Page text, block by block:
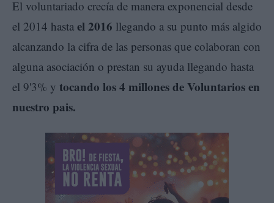
El voluntariado crecía de manera exponencial desde
el 2014 hasta el 2016 llegando a su punto más algido
alcanzando la cifra de las personas que colaboran con
alguna asociación o prestan su ayuda llegando hasta
el 9'3% y tocando los 4 millones de Voluntarios en
nuestro pais.